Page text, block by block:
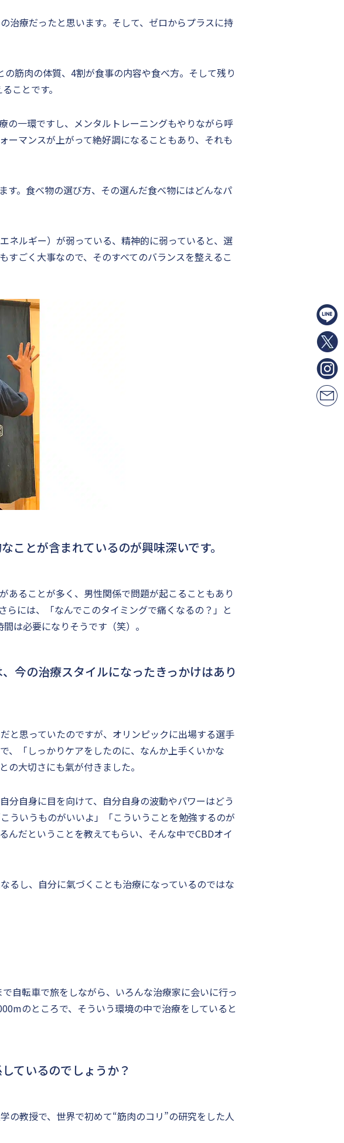
治療だったと思います。そして、ゼロからプラスに持
筋肉の体質、4割が食事の内容や食べ方。そして残り
ことです。
の一環ですし、メンタルトレーニングもやりながら呼
ーマンスが上がって絶好調になることもあり、それも
す。食べ物の選び方、その選んだ食べ物にはどんなパ
ネルギー）が弱っている、精神的に弱っていると、選
ごく大事なので、そのすべてのバランスを整えるこ
ことが含まれているのが興味深いです。
あることが多く、男性関係で問題が起こることもあり
らには、「なんでこのタイミングで痛くなるの？」と
は必要になりそうです（笑）。
今の治療スタイルになったきっかけはあり
と思っていたのですが、オリンピックに出場する選手
、「しっかりケアをしたのに、なんか上手くいかな
大切さにも氣が付きました。
分自身に目を向けて、自分自身の波動やパワーはどう
いうものがいいよ」「こういうことを勉強するのが
だということを教えてもらい、そんな中でCBDオイ
るし、自分に氣づくことも治療になっているのではな
自転車で旅をしながら、いろんな治療家に会いに行っ
のところで、そういう環境の中で治療をしていると
ているのでしょうか？
の教授で、世界で初めて“筋肉のコリ”の研究をした人